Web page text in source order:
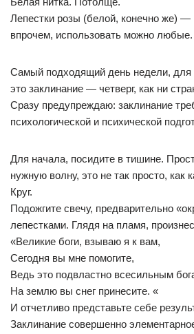
Лепестки розы (белой, конечно же) —
впрочем, использовать можно любые.
Самый подходящий день недели, для
это заклинание — четверг, как ни
Сразу предупреждаю: заклинание
психологической и психической
Для начала, посидите в тишине.
нужную волну, это не так просто, как
Круг.
Подожгите свечу, предварительно
лепестками. Глядя на пламя,
«Великие боги, взываю я к вам,
Сегодня вы мне помогите,
Ведь это подвластно всесильным
На землю вы снег принесите. «
И отчетливо представьте себе
Заклинание совершенно